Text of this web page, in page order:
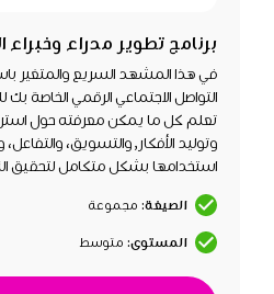
برنامج تطوير مدراء وخبراء
في هذا المشهد السريع والمتغير
التواصل الاجتماعي الرقمي الخاصة
تعلم كل ما يمكن معرفته حول
وتوليد الأفكار, والتسويق،
استخدامها بشكل متكامل لتحقيق
الصيغة: مجموعة
المستوى: متوسط